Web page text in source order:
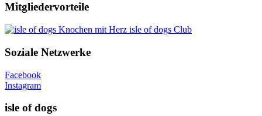
Mitgliedervorteile
isle of dogs Club
Soziale Netzwerke
Facebook
Instagram
isle of dogs